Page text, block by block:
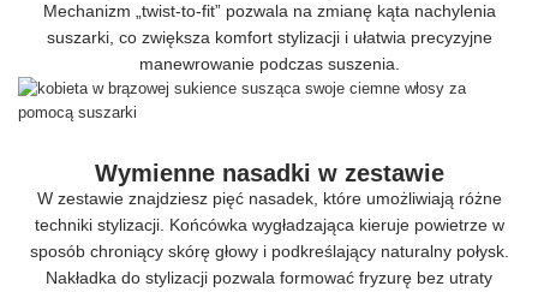
Mechanizm „twist-to-fit” pozwala na zmianę kąta nachylenia
suszarki, co zwiększa komfort stylizacji i ułatwia precyzyjne
manewrowanie podczas suszenia.
Wymienne nasadki w zestawie
W zestawie znajdziesz pięć nasadek, które umożliwiają różne
techniki stylizacji. Końcówka wygładzająca kieruje powietrze w
sposób chroniący skórę głowy i podkreślający naturalny połysk.
Nakładka do stylizacji pozwala formować fryzurę bez utraty